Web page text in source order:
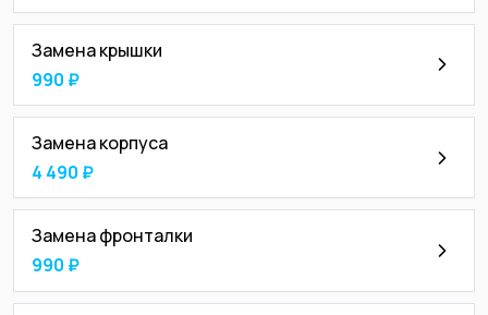
Замена крышки
990 ₽
Замена корпуса
4 490 ₽
Замена фронталки
990 ₽